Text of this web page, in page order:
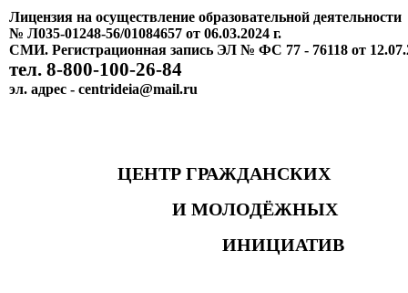
Лицензия на осуществление образовательной деятельности
№ Л035-01248-56/01084657 от 06.03.2024 г.
СМИ. Регистрационная запись ЭЛ № ФС 77 - 76118 от
тел. 8-800-100-26-84
эл. адрес - centrideia@mail.ru
ЦЕНТР ГРАЖДАНСКИХ
И МОЛОДЁЖНЫХ
ИНИЦИАТИВ